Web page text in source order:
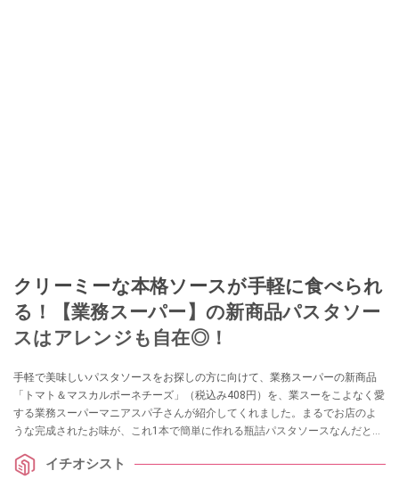
クリーミーな本格ソースが手軽に食べられ
る！【業務スーパー】の新商品パスタソー
スはアレンジも自在◎！
手軽で美味しいパスタソースをお探しの方に向けて、業務スーパーの新商品
「トマト＆マスカルポーネチーズ」（税込み408円）を、業スーをこよなく愛
する業務スーパーマニアスパ子さんが紹介してくれました。まるでお店のよ
うな完成されたお味が、これ1本で簡単に作れる瓶詰パスタソースなんだと
イチオシスト